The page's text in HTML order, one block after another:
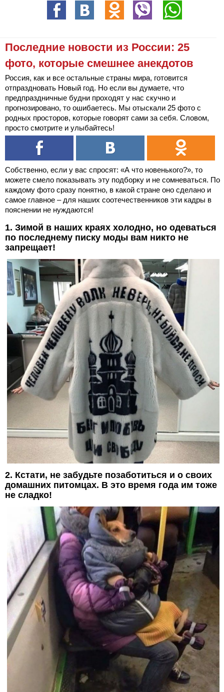
Последние новости из России: 25
фото, которые смешнее анекдотов
Россия, как и все остальные страны мира, готовится
отпраздновать Новый год. Но если вы думаете, что
предпраздничные будни проходят у нас скучно и
прогнозировано, то ошибаетесь. Мы отыскали 25 фото с
родных просторов, которые говорят сами за себя. Словом,
просто смотрите и улыбайтесь!
Собственно, если у вас спросят: «А что новенького?», то
можете смело показывать эту подборку и не сомневаться. По
каждому фото сразу понятно, в какой стране оно сделано и
самое главное – для наших соотечественников эти кадры в
пояснении не нуждаются!
1. Зимой в наших краях холодно, но одеваться
по последнему писку моды вам никто не
запрещает!
2. Кстати, не забудьте позаботиться и о своих
домашних питомцах. В это время года им тоже
не сладко!